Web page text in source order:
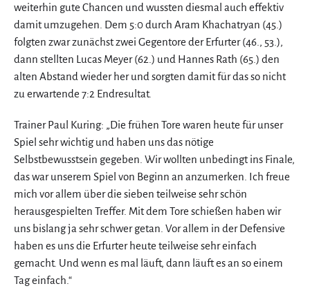
weiterhin gute Chancen und wussten diesmal auch effektiv
damit umzugehen. Dem 5:0 durch Aram Khachatryan (45.)
folgten zwar zunächst zwei Gegentore der Erfurter (46., 53.),
dann stellten Lucas Meyer (62.) und Hannes Rath (65.) den
alten Abstand wieder her und sorgten damit für das so nicht
zu erwartende 7:2 Endresultat.
Trainer Paul Kuring: „Die frühen Tore waren heute für unser
Spiel sehr wichtig und haben uns das nötige
Selbstbewusstsein gegeben. Wir wollten unbedingt ins Finale,
das war unserem Spiel von Beginn an anzumerken. Ich freue
mich vor allem über die sieben teilweise sehr schön
herausgespielten Treffer. Mit dem Tore schießen haben wir
uns bislang ja sehr schwer getan. Vor allem in der Defensive
haben es uns die Erfurter heute teilweise sehr einfach
gemacht. Und wenn es mal läuft, dann läuft es an so einem
Tag einfach.“